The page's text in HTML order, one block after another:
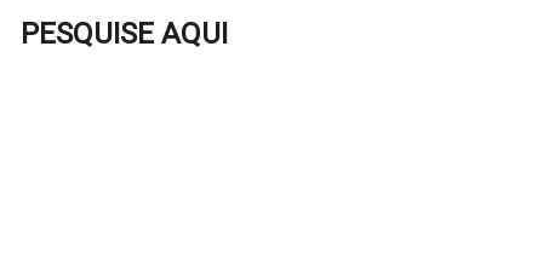
PESQUISE AQUI